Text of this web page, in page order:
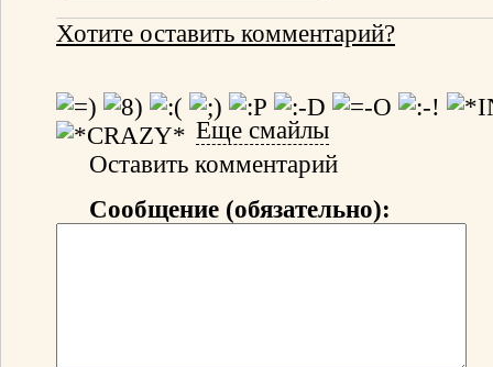
Хотите оставить комментарий?
Еще смайлы
Оставить комментарий
Сообщение (обязательно):